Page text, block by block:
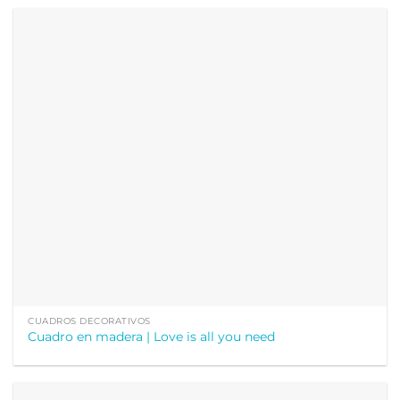
CUADROS DECORATIVOS
Cuadro en madera | Love is all you need